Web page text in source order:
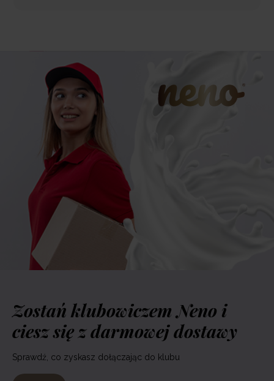
Zostań klubowiczem Neno i
ciesz się z darmowej dostawy
Sprawdź, co zyskasz dołączając do klubu